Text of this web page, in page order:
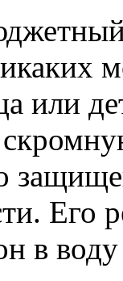
или
Его
в